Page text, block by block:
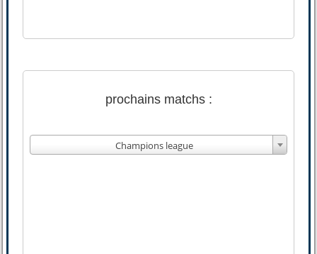
prochains matchs :
Champions league